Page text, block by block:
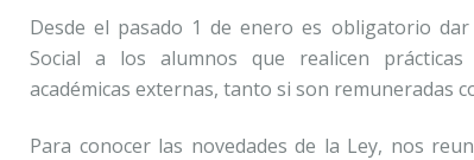
Desde el pasado 1 de enero es obligatorio
Social a los alumnos que realicen
académicas externas, tanto si son remuneradas
Para conocer las novedades de la Ley, nos